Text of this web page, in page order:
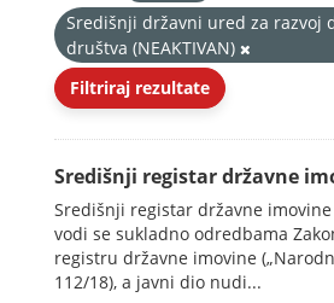
Središnji državni ured za razvoj
društva (NEAKTIVAN)
Filtriraj rezultate
Središnji registar državne
Središnji registar državne
vodi se sukladno odredbama
registru državne imovine
112/18), a javni dio nudi...